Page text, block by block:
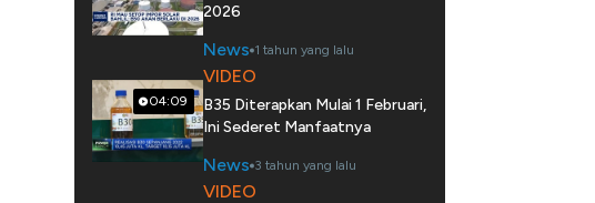
2026
News 1 tahun yang lalu
04:09
VIDEO
B35 Diterapkan Mulai 1 Februari,
Ini Sederet Manfaatnya
News 3 tahun yang lalu
VIDEO